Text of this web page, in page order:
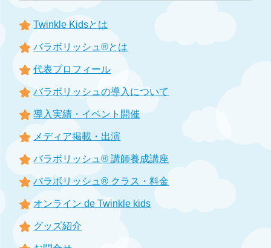
Twinkle Kidsとは
バラボリッシュ®とは
代表プロフィール
バラボリッシュの導入について
導入実績・イベント開催
メディア掲載・出演
バラボリッシュ® 講師養成講座
バラボリッシュ® クラス・料金
オンライン de Twinkle kids
グッズ紹介